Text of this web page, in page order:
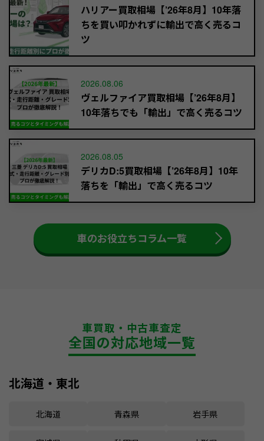
ハリアー買取相場【’26年8月】10年落
ちを買い叩かれずに輸出で高く売るコ
ツ
2026.08.06
ヴェルファイア買取相場【’26年8月】
10年落ちでも「輸出」で高く売るコツ
2026.08.05
デリカD:5買取相場【’26年8月】10年
落ちを「輸出」で高く売るコツ
車のお役立ちコラム一覧
車買取・中古車査定
全国の対応地域一覧
北海道・東北
北海道 青森県 岩手県